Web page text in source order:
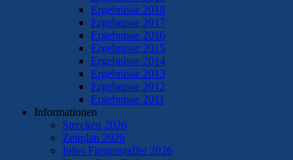
Ergebnisse 2018
Ergebnisse 2017
Ergebnisse 2016
Ergebnisse 2015
Ergebnisse 2014
Ergebnisse 2013
Ergebnisse 2012
Ergebnisse 2011
Informationen
Strecken 2026
Zeitplan 2026
Infos Firmenstaffel 2026